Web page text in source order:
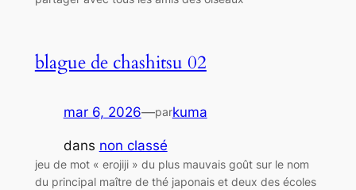
blague de chashitsu 02
mar 6, 2026—parkuma
dans non classé
jeu de mot « erojiji » du plus mauvais goût sur le nom
du principal maître de thé japonais et deux des écoles